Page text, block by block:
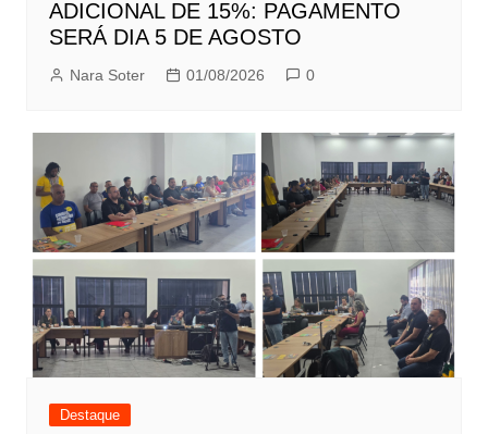
ADICIONAL DE 15%: PAGAMENTO
SERÁ DIA 5 DE AGOSTO
Nara Soter 01/08/2026 0
Destaque